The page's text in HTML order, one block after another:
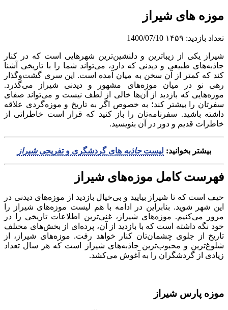
موزه های شیراز
تعداد بازدید: ۱۴۵۹ 1400/07/10
شیراز یکی از زیباترین و دلنشین‌ترین شهرهایی است که در کنار
جاذبه‌های طبیعی و دیدنی که دارد، می‌تواند شما را با تاریخی آشنا
کند که کمتر از آن سخن به میان آمده است. این سری گشت‌وگذار
رهی نو در میان موزه‌های مشهور و دیدنی شیراز می‌گذرد.
موزه‌هایی که بازدید از آن‌ها خالی از لطف نیست و می‌تواند صفای
سفرتان را بیشتر کند؛ به ‌خصوص اگر به تاریخ و موزه‌گردی علاقه
داشته باشید. سفرنامه‌تان را باز کنید که قرار است خاطراتی از
خاطرات قدیم و دور در آن بنویسید.
بیشتر بخوانید: لیستجاذبه های گردشگری و تفریحیشیراز
فهرست کامل موزه‌های شیراز
حیف است که تا شیراز بیایید و بی‌خیال بازدید از موزه‌های دیدنی در
این شهر شوید. بنابراین در ادامه با هم لیست موزه‌های شیراز را
مرور می‌کنیم. موزه‌های شیراز، غنی‌ترین اطلاعات تاریخی را در
خود نگه داشته است که با بازدید از آن، پرده‌ای از بخش‌های مختلف
تاریخ از جلوی چشمان‌تان کنار خواهد رفت. موزه‌های شیراز، از
شلوغ‌ترین و محبوب‌ترین جاذبه‌های شیراز است که هر سال تعداد
زیادی از گردشگران را به آغوش می‌کشد.
موزه پارس شیراز